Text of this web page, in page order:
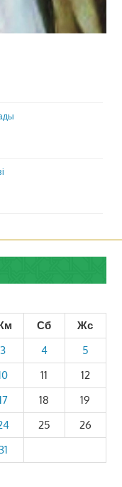
Сб
Жс
3 4
5
11
12
18
19
25
26
31